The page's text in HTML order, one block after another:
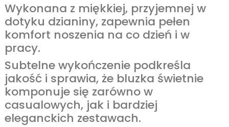
Wykonana z miękkiej, przyjemnej w
dotyku dzianiny, zapewnia pełen
komfort noszenia na co dzień i w
pracy.
Subtelne wykończenie podkreśla
jakość i sprawia, że bluzka świetnie
komponuje się zarówno w
casualowych, jak i bardziej
eleganckich zestawach.